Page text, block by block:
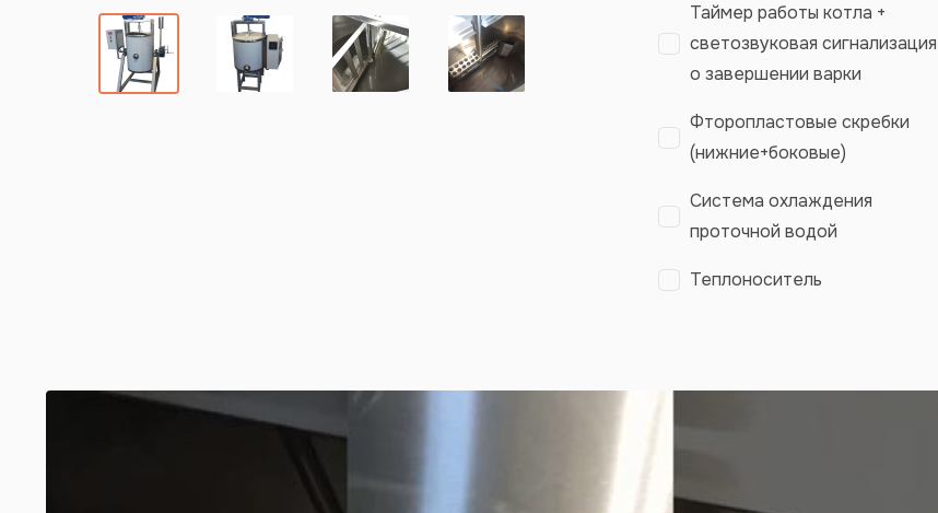
Таймер работы котла +
светозвуковая сигнализация
о завершении варки
Фторопластовые скребки
(нижние+боковые)
Система охлаждения
проточной водой
Теплоноситель